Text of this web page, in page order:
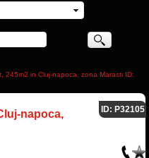
245m2 in Cluj-napoca, zona Marasti ID:
napoca,
ID: P32105